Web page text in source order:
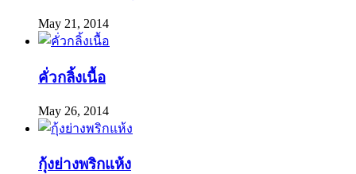
May 21, 2014
คั่วกลิ้งเนื้อ
May 26, 2014
กุ้งย่างพริกแห้ง